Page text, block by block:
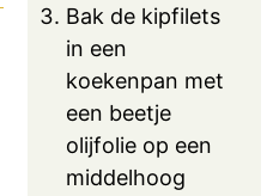
Bak de kipfilets
in een
koekenpan met
een beetje
olijfolie op een
middelhoog